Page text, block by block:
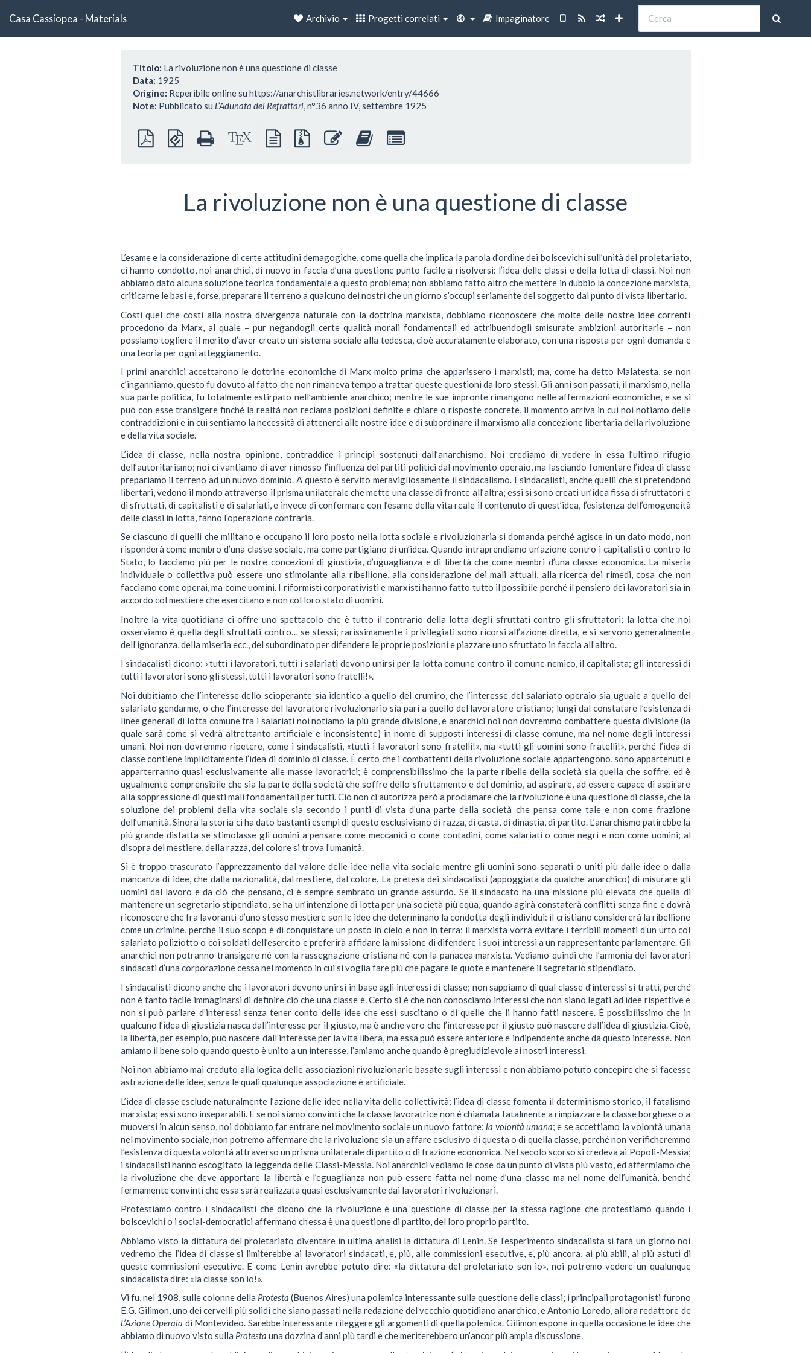
Casa Cassiopea - Materials Cerca
Archivio Progetti correlati Impaginatore
Titolo: La rivoluzione non è una questione di classe
Data: 1925
Origine: Reperibile online su https://anarchistlibraries.network/entry/44666
Note: Pubblicato su L’Adunata dei Refrattari, n°36 anno IV, settembre 1925
PDF
semplice
EPUB
(per
HTML
completo
Sorgenti
XeLaTeX
sorgente File
sorgenti
Modifica
questo
Aggiungi
questo
La rivoluzione non è una questione di classe
L’esame e la considerazione di certe attitudini demagogiche, come quella che implica la parola d’ordine dei bolscevichi sull’unità del proletariato,
ci hanno condotto, noi anarchici, di nuovo in faccia d’una questione punto facile a risolversi: l’idea delle classi e della lotta di classi. Noi non
abbiamo dato alcuna soluzione teorica fondamentale a questo problema; non abbiamo fatto altro che mettere in dubbio la concezione marxista,
criticarne le basi e, forse, preparare il terreno a qualcuno dei nostri che un giorno s’occupi seriamente del soggetto dal punto di vista libertario.
Costi quel che costi alla nostra divergenza naturale con la dottrina marxista, dobbiamo riconoscere che molte delle nostre idee correnti
procedono da Marx, al quale – pur negandogli certe qualità morali fondamentali ed attribuendogli smisurate ambizioni autoritarie – non
possiamo togliere il merito d’aver creato un sistema sociale alla tedesca, cioè accuratamente elaborato, con una risposta per ogni domanda e
una teoria per ogni atteggiamento.
I primi anarchici accettarono le dottrine economiche di Marx molto prima che apparissero i marxisti; ma, come ha detto Malatesta, se non
c’inganniamo, questo fu dovuto al fatto che non rimaneva tempo a trattar queste questioni da loro stessi. Gli anni son passati, il marxismo, nella
sua parte politica, fu totalmente estirpato nell’ambiente anarchico; mentre le sue impronte rimangono nelle affermazioni economiche, e se si
può con esse transigere finché la realtà non reclama posizioni definite e chiare o risposte concrete, il momento arriva in cui noi notiamo delle
contraddizioni e in cui sentiamo la necessità di attenerci alle nostre idee e di subordinare il marxismo alla concezione libertaria della rivoluzione
e della vita sociale.
L’idea di classe, nella nostra opinione, contraddice i principi sostenuti dall’anarchismo. Noi crediamo di vedere in essa l’ultimo rifugio
dell’autoritarismo; noi ci vantiamo di aver rimosso l’influenza dei partiti politici dal movimento operaio, ma lasciando fomentare l’idea di classe
prepariamo il terreno ad un nuovo dominio. A questo è servito meravigliosamente il sindacalismo. I sindacalisti, anche quelli che si pretendono
libertari, vedono il mondo attraverso il prisma unilaterale che mette una classe di fronte all’altra; essi si sono creati un’idea fissa di sfruttatori e
di sfruttati, di capitalisti e di salariati, e invece di confermare con l’esame della vita reale il contenuto di quest’idea, l’esistenza dell’omogeneità
delle classi in lotta, fanno l’operazione contraria.
Se ciascuno di quelli che militano e occupano il loro posto nella lotta sociale e rivoluzionaria si domanda perché agisce in un dato modo, non
risponderà come membro d’una classe sociale, ma come partigiano di un’idea. Quando intraprendiamo un’azione contro i capitalisti o contro lo
Stato, lo facciamo più per le nostre concezioni di giustizia, d’uguaglianza e di libertà che come membri d’una classe economica. La miseria
individuale o collettiva può essere uno stimolante alla ribellione, alla considerazione dei mali attuali, alla ricerca dei rimedi, cosa che non
facciamo come operai, ma come uomini. I riformisti corporativisti e marxisti hanno fatto tutto il possibile perché il pensiero dei lavoratori sia in
accordo col mestiere che esercitano e non col loro stato di uomini.
Inoltre la vita quotidiana ci offre uno spettacolo che è tutto il contrario della lotta degli sfruttati contro gli sfruttatori; la lotta che noi
osserviamo è quella degli sfruttati contro… se stessi; rarissimamente i privilegiati sono ricorsi all’azione diretta, e si servono generalmente
dell’ignoranza, della miseria ecc., del subordinato per difendere le proprie posizioni e piazzare uno sfruttato in faccia all’altro.
I sindacalisti dicono: «tutti i lavoratori, tutti i salariati devono unirsi per la lotta comune contro il comune nemico, il capitalista; gli interessi di
tutti i lavoratori sono gli stessi, tutti i lavoratori sono fratelli!».
Noi dubitiamo che l’interesse dello scioperante sia identico a quello del crumiro, che l’interesse del salariato operaio sia uguale a quello del
salariato gendarme, o che l’interesse del lavoratore rivoluzionario sia pari a quello del lavoratore cristiano; lungi dal constatare l’esistenza di
linee generali di lotta comune fra i salariati noi notiamo la più grande divisione, e anarchici noi non dovremmo combattere questa divisione (la
quale sarà come si vedrà altrettanto artificiale e inconsistente) in nome di supposti interessi di classe comune, ma nel nome degli interessi
umani. Noi non dovremmo ripetere, come i sindacalisti, «tutti i lavoratori sono fratelli!», ma «tutti gli uomini sono fratelli!», perché l’idea di
classe contiene implicitamente l’idea di dominio di classe. È certo che i combattenti della rivoluzione sociale appartengono, sono appartenuti e
apparterranno quasi esclusivamente alle masse lavoratrici; è comprensibilissimo che la parte ribelle della società sia quella che soffre, ed è
ugualmente comprensibile che sia la parte della società che soffre dello sfruttamento e del dominio, ad aspirare, ad essere capace di aspirare
alla soppressione di questi mali fondamentali per tutti. Ciò non ci autorizza però a proclamare che la rivoluzione è una questione di classe, che la
soluzione dei problemi della vita sociale sia secondo i punti di vista d’una parte della società che pensa come tale e non come frazione
dell’umanità. Sinora la storia ci ha dato bastanti esempi di questo esclusivismo di razza, di casta, di dinastia, di partito. L’anarchismo patirebbe la
più grande disfatta se stimolasse gli uomini a pensare come meccanici o come contadini, come salariati o come negri e non come uomini; al
disopra del mestiere, della razza, del colore si trova l’umanità.
Si è troppo trascurato l’apprezzamento dal valore delle idee nella vita sociale mentre gli uomini sono separati o uniti più dalle idee o dalla
mancanza di idee, che dalla nazionalità, dal mestiere, dal colore. La pretesa dei sindacalisti (appoggiata da qualche anarchico) di misurare gli
uomini dal lavoro e da ciò che pensano, ci è sempre sembrato un grande assurdo. Se il sindacato ha una missione più elevata che quella di
mantenere un segretario stipendiato, se ha un’intenzione di lotta per una società più equa, quando agirà constaterà conflitti senza fine e dovrà
riconoscere che fra lavoranti d’uno stesso mestiere son le idee che determinano la condotta degli individui: il cristiano considererà la ribellione
come un crimine, perché il suo scopo è di conquistare un posto in cielo e non in terra; il marxista vorrà evitare i terribili momenti d’un urto col
salariato poliziotto o coi soldati dell’esercito e preferirà affidare la missione di difendere i suoi interessi a un rappresentante parlamentare. Gli
anarchici non potranno transigere né con la rassegnazione cristiana né con la panacea marxista. Vediamo quindi che l’armonia dei lavoratori
sindacati d’una corporazione cessa nel momento in cui si voglia fare più che pagare le quote e mantenere il segretario stipendiato.
I sindacalisti dicono anche che i lavoratori devono unirsi in base agli interessi di classe; non sappiamo di qual classe d’interessi si tratti, perché
non è tanto facile immaginarsi di definire ciò che una classe è. Certo si è che non conosciamo interessi che non siano legati ad idee rispettive e
non si può parlare d’interessi senza tener conto delle idee che essi suscitano o di quelle che li hanno fatti nascere. È possibilissimo che in
qualcuno l’idea di giustizia nasca dall’interesse per il giusto, ma è anche vero che l’interesse per il giusto può nascere dall’idea di giustizia. Cioè,
la libertà, per esempio, può nascere dall’interesse per la vita libera, ma essa può essere anteriore e indipendente anche da questo interesse. Non
amiamo il bene solo quando questo è unito a un interesse, l’amiamo anche quando è pregiudizievole ai nostri interessi.
Noi non abbiamo mai creduto alla logica delle associazioni rivoluzionarie basate sugli interessi e non abbiamo potuto concepire che si facesse
astrazione delle idee, senza le quali qualunque associazione è artificiale.
L’idea di classe esclude naturalmente l’azione delle idee nella vita delle collettività; l’idea di classe fomenta il determinismo storico, il fatalismo
marxista; essi sono inseparabili. E se noi siamo convinti che la classe lavoratrice non è chiamata fatalmente a rimpiazzare la classe borghese o a
muoversi in alcun senso, noi dobbiamo far entrare nel movimento sociale un nuovo fattore:la volontà umana; e se accettiamo la volontà umana
nel movimento sociale, non potremo affermare che la rivoluzione sia un affare esclusivo di questa o di quella classe, perché non verificheremmo
l’esistenza di questa volontà attraverso un prisma unilaterale di partito o di frazione economica. Nel secolo scorso si credeva ai Popoli-Messia;
i sindacalisti hanno escogitato la leggenda delle Classi-Messia. Noi anarchici vediamo le cose da un punto di vista più vasto, ed affermiamo che
la rivoluzione che deve apportare la libertà e l’eguaglianza non può essere fatta nel nome d’una classe ma nel nome dell’umanità, benché
fermamente convinti che essa sarà realizzata quasi esclusivamente dai lavoratori rivoluzionari.
Protestiamo contro i sindacalisti che dicono che la rivoluzione è una questione di classe per la stessa ragione che protestiamo quando i
bolscevichi o i social-democratici affermano ch’essa è una questione di partito, del loro proprio partito.
Abbiamo visto la dittatura del proletariato diventare in ultima analisi la dittatura di Lenin. Se l’esperimento sindacalista si farà un giorno noi
vedremo che l’idea di classe si limiterebbe ai lavoratori sindacati, e, più, alle commissioni esecutive, e, più ancora, ai più abili, ai più astuti di
queste commissioni esecutive. E come Lenin avrebbe potuto dire: «la dittatura del proletariato son io», noi potremo vedere un qualunque
sindacalista dire: «la classe son io!».
Vi fu, nel 1908, sulle colonne della Protesta (Buenos Aires) una polemica interessante sulla questione delle classi; i principali protagonisti furono
E.G. Gilimon, uno dei cervelli più solidi che siano passati nella redazione del vecchio quotidiano anarchico, e Antonio Loredo, allora redattore de
L’Azione Operaia di Montevideo. Sarebbe interessante rileggere gli argomenti di quella polemica. Gilimon espone in quella occasione le idee che
abbiamo di nuovo visto sulla Protesta una dozzina d’anni più tardi e che meriterebbero un’ancor più ampia discussione.